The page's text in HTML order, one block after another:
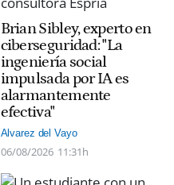
Brian Sibley, experto en
ciberseguridad: "La
ingeniería social
impulsada por IA es
alarmantemente
efectiva"
Alvarez del Vayo
06/08/2026 11:31h